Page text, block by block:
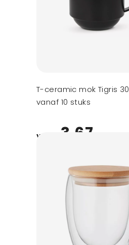
T-ceramic mok Tigris
vanaf 10 stuks
vanaf 3,67